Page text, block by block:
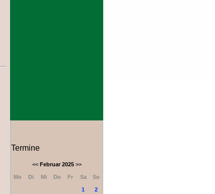
Termine
<<Februar 2025 >>
Mo Di Mi Do Fr Sa So
1 2